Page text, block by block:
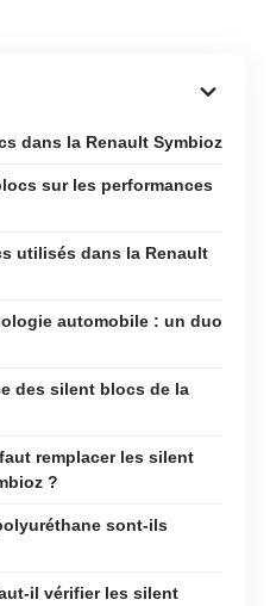
dans la Renault Symbioz
sur les performances
utilisés dans la Renault
automobile : un duo
des silent blocs de la
remplacer les silent
?
sont-ils
il vérifier les silent